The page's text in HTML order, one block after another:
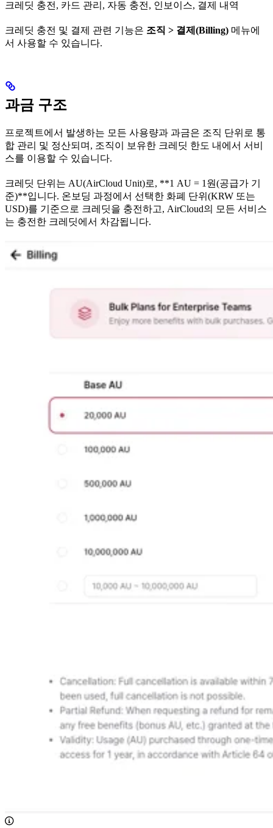
크레딧 충전, 카드 관리, 자동 충전, 인보이스, 결제 내역
크레딧 충전 및 결제 관련 기능은 조직 > 결제(Billing) 메뉴에
서 사용할 수 있습니다.
과금 구조
프로젝트에서 발생하는 모든 사용량과 과금은 조직 단위로 통
합 관리 및 정산되며, 조직이 보유한 크레딧 한도 내에서 서비
스를 이용할 수 있습니다.
크레딧 단위는 AU(AirCloud Unit)로, **1 AU = 1원(공급가 기
준)**입니다. 온보딩 과정에서 선택한 화폐 단위(KRW 또는
USD)를 기준으로 크레딧을 충전하고, AirCloud의 모든 서비스
는 충전한 크레딧에서 차감됩니다.